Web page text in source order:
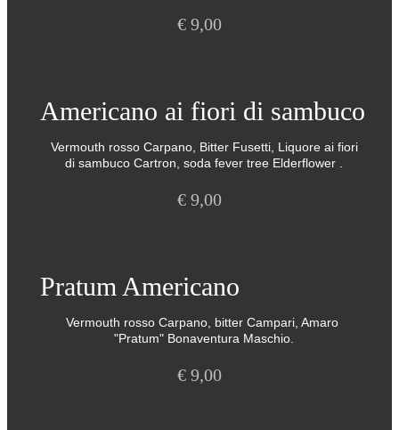
€ 9,00
Americano ai fiori di sambuco
Vermouth rosso Carpano, Bitter Fusetti, Liquore ai fiori
di sambuco Cartron, soda fever tree Elderflower .
€ 9,00
Pratum Americano
Vermouth rosso Carpano, bitter Campari, Amaro
"Pratum" Bonaventura Maschio.
€ 9,00